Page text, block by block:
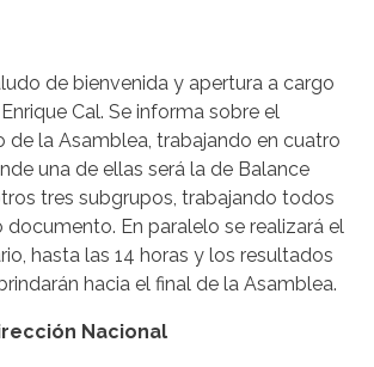
de bienvenida y apertura a cargo
Cal. Se informa sobre el
de la Asamblea, trabajando en cuatro
una de ellas será la de Balance
tres subgrupos, trabajando todos
documento. En paralelo se realizará el
hasta las 14 horas y los resultados
hacia el final de la Asamblea.
Nacional